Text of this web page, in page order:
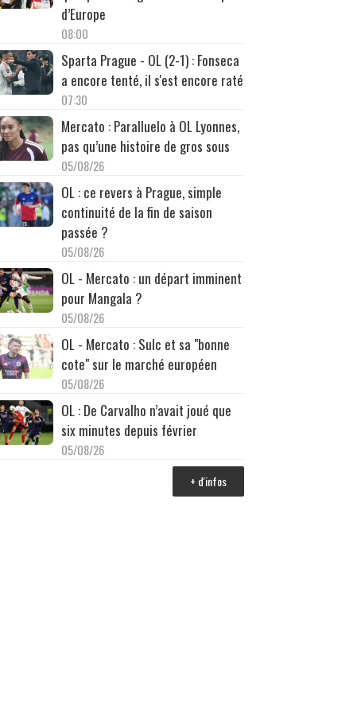
d’Europe
08:00
Sparta Prague - OL (2-1) : Fonseca
a encore tenté, il s'est encore raté
07:30
Mercato : Paralluelo à OL Lyonnes,
pas qu’une histoire de gros sous
05/08/26
OL : ce revers à Prague, simple
continuité de la fin de saison
passée ?
05/08/26
OL - Mercato : un départ imminent
pour Mangala ?
05/08/26
OL - Mercato : Sulc et sa "bonne
cote" sur le marché européen
05/08/26
OL : De Carvalho n’avait joué que
six minutes depuis février
05/08/26
+ d'infos